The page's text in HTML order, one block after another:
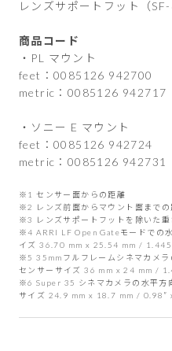
レンズサポートフット（SF-
商品コード
・PL マウント
feet：0085126 942700
metric：0085126 942717
・ソニー E マウント
feet：0085126 942724
metric：0085126 942731
※1 センサー面からの距離
※2 レンズ前面からマウント面までの
※3 レンズサポートフットを除いた重
※4 ARRI LF Open Gateモードでの
イズ 36.70 mm x 25.54 mm /
※5 35mmフルフレームシネマカメラ
センサーサイズ 36 mm x 24 mm /
※6 Super 35 シネマカメラの水平方
サイズ 24.9 mm x 18.7 mm / 0.98″